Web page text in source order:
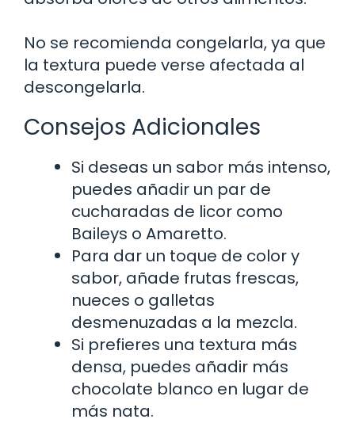
No se recomienda congelarla, ya que
la textura puede verse afectada al
descongelarla.
Consejos Adicionales
Si deseas un sabor más intenso,
puedes añadir un par de
cucharadas de licor como
Baileys o Amaretto.
Para dar un toque de color y
sabor, añade frutas frescas,
nueces o galletas
desmenuzadas a la mezcla.
Si prefieres una textura más
densa, puedes añadir más
chocolate blanco en lugar de
más nata.